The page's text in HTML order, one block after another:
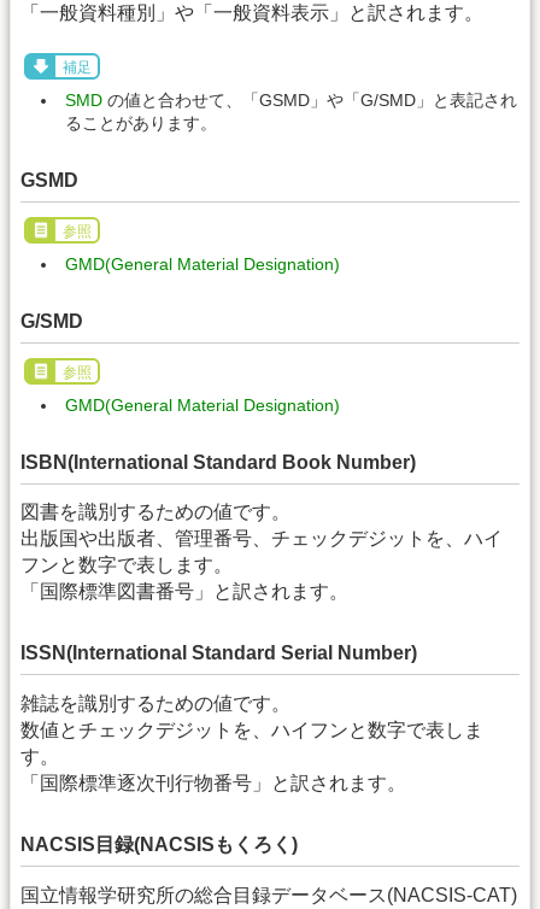
「一般資料種別」や「一般資料表示」と訳されます。
補足
SMD の値と合わせて、「GSMD」や「G/SMD」と表記され
ることがあります。
GSMD
参照
GMD(General Material Designation)
G/SMD
参照
GMD(General Material Designation)
ISBN(International Standard Book Number)
図書を識別するための値です。
出版国や出版者、管理番号、チェックデジットを、ハイ
フンと数字で表します。
「国際標準図書番号」と訳されます。
ISSN(International Standard Serial Number)
雑誌を識別するための値です。
数値とチェックデジットを、ハイフンと数字で表しま
す。
「国際標準逐次刊行物番号」と訳されます。
NACSIS目録(NACSISもくろく)
国立情報学研究所の総合目録データベース(NACSIS-CAT)